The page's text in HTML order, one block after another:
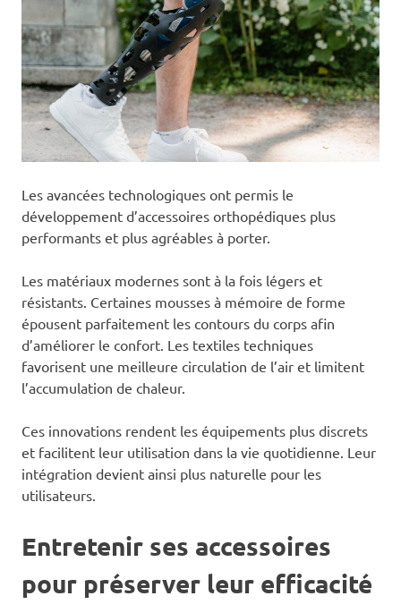
Les avancées technologiques ont permis le
développement d’accessoires orthopédiques plus
performants et plus agréables à porter.
Les matériaux modernes sont à la fois légers et
résistants. Certaines mousses à mémoire de forme
épousent parfaitement les contours du corps afin
d’améliorer le confort. Les textiles techniques
favorisent une meilleure circulation de l’air et limitent
l’accumulation de chaleur.
Ces innovations rendent les équipements plus discrets
et facilitent leur utilisation dans la vie quotidienne. Leur
intégration devient ainsi plus naturelle pour les
utilisateurs.
Entretenir ses accessoires
pour préserver leur efficacité